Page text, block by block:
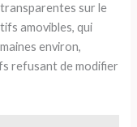
sur le
amovibles, qui
environ,
refusant de modifier